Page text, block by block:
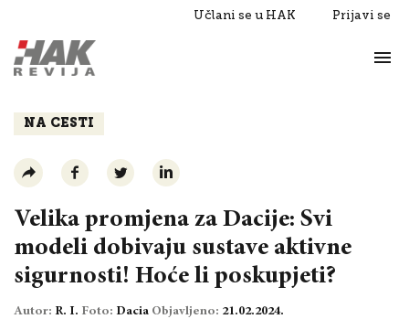
Učlani se u HAK Prijavi se
Razgovori
NA CESTI
Velika promjena za Dacije: Svi
modeli dobivaju sustave aktivne
sigurnosti! Hoće li poskupjeti?
Autor: R. I. Foto: Dacia Objavljeno: 21.02.2024.